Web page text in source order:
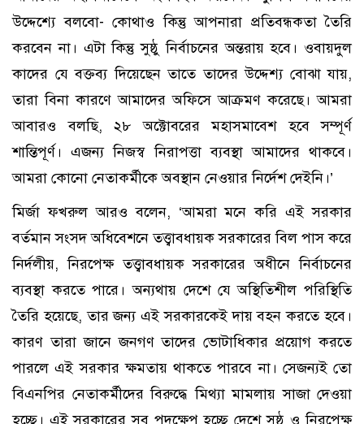
উদ্দেশ্যে বলবো- কোথাও কিন্তু আপনারা প্রতিবন্ধকতা তৈরি
করবেন না। এটা কিন্তু সুষ্ঠু নির্বাচনের অন্তরায় হবে। ওবায়দুল
কাদের যে বক্তব্য দিয়েছেন তাতে তাদের উদ্দেশ্য বোঝা যায়,
তারা বিনা কারণে আমাদের অফিসে আক্রমণ করেছে। আমরা
আবারও বলছি, ২৮ অক্টোবরের মহাসমাবেশ হবে সম্পূর্ণ
শান্তিপূর্ণ। এজন্য নিজস্ব নিরাপত্তা ব্যবস্থা আমাদের থাকবে।
আমরা কোনো নেতাকর্মীকে অবস্থান নেওয়ার নির্দেশ দেইনি।’
মির্জা ফখরুল আরও বলেন, ‘আমরা মনে করি এই সরকার
বর্তমান সংসদ অধিবেশনে তত্ত্বাবধায়ক সরকারের বিল পাস করে
নির্দলীয়, নিরপেক্ষ তত্ত্বাবধায়ক সরকারের অধীনে নির্বাচনের
ব্যবস্থা করতে পারে। অন্যথায় দেশে যে অস্থিতিশীল পরিস্থিতি
তৈরি হয়েছে, তার জন্য এই সরকারকেই দায় বহন করতে হবে।
কারণ তারা জানে জনগণ তাদের ভোটাধিকার প্রয়োগ করতে
পারলে এই সরকার ক্ষমতায় থাকতে পারবে না। সেজন্যই তো
বিএনপির নেতাকর্মীদের বিরুদ্ধে মিথ্যা মামলায় সাজা দেওয়া
হচ্ছে। এই সরকারের সব পদক্ষেপ হচ্ছে দেশে সুষ্ঠু ও নিরপেক্ষ